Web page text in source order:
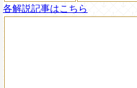
各解説記事はこちら